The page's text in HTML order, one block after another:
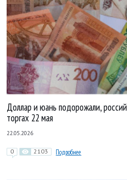
Доллар и юань подорожали,
торгах 22 мая
22.05.2026
0 2103 Подробнее